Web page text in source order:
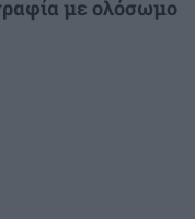
σε όλη τη
από
με ολόσωμο